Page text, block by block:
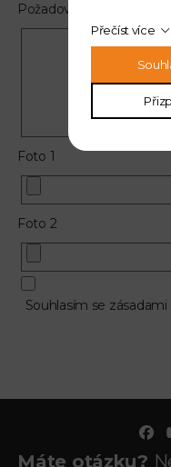
Požadované díly *
Foto 1
Foto 2
Souhlasím se
Máte otázku?
Přečíst více